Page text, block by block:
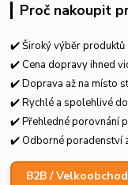
Proč nakoupit
✔️ Široký výběr produktů
✔️ Cena dopravy ihned
✔️ Doprava až na místo
✔️ Rychlé a spolehlivé
✔️ Přehledné porovnání
✔️ Odborné poradenství
B2B / Velkoobchod